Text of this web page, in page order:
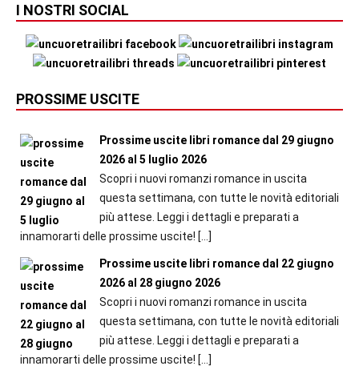
I NOSTRI SOCIAL
PROSSIME USCITE
Prossime uscite libri romance dal 29 giugno
2026 al 5 luglio 2026
Scopri i nuovi romanzi romance in uscita
questa settimana, con tutte le novità editoriali
più attese. Leggi i dettagli e preparati a
innamorarti delle prossime uscite! […]
Prossime uscite libri romance dal 22 giugno
2026 al 28 giugno 2026
Scopri i nuovi romanzi romance in uscita
questa settimana, con tutte le novità editoriali
più attese. Leggi i dettagli e preparati a
innamorarti delle prossime uscite! […]